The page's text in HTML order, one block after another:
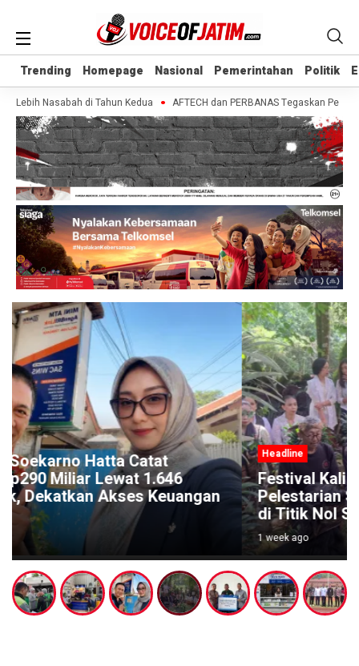
Trending Homepage Nasional Pemerintahan Politik
Trending Homepage Nasional Pemerintahan Politik
Nasabah di Tahun Kedua AFTECH dan PERBANAS Tegaskan
Headline
Festival Kali Brantas #5 Gaungkan
Pelestarian Sungai Lewat Ritual Budaya
di Titik Nol Sumber Brantas
1 week ago